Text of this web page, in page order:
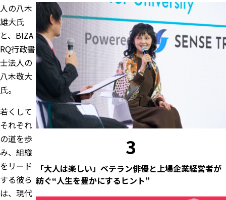
人の八木
雄大氏
と、 BIZA
RQ行政書
士法人の
八木敬大
氏。
若くして
それぞれ
の道を歩
み、組織
をリード
する彼ら
は、現代
3
「大人は楽しい」ベテラン俳優と上場企業経営者が
紡ぐ“人生を豊かにするヒント”